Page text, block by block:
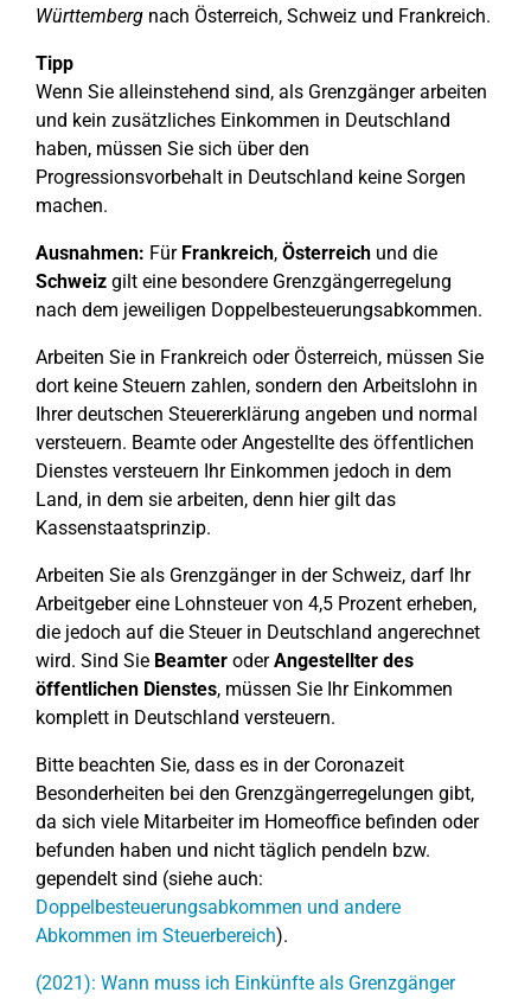
Württemberg nach Österreich, Schweiz und Frankreich.
Tipp
Wenn Sie alleinstehend sind, als Grenzgänger arbeiten
und kein zusätzliches Einkommen in Deutschland
haben, müssen Sie sich über den
Progressionsvorbehalt in Deutschland keine Sorgen
machen.
Ausnahmen: Für Frankreich, Österreich und die
Schweiz gilt eine besondere Grenzgängerregelung
nach dem jeweiligen Doppelbesteuerungsabkommen.
Arbeiten Sie in Frankreich oder Österreich, müssen Sie
dort keine Steuern zahlen, sondern den Arbeitslohn in
Ihrer deutschen Steuererklärung angeben und normal
versteuern. Beamte oder Angestellte des öffentlichen
Dienstes versteuern Ihr Einkommen jedoch in dem
Land, in dem sie arbeiten, denn hier gilt das
Kassenstaatsprinzip.
Arbeiten Sie als Grenzgänger in der Schweiz, darf Ihr
Arbeitgeber eine Lohnsteuer von 4,5 Prozent erheben,
die jedoch auf die Steuer in Deutschland angerechnet
wird. Sind Sie Beamter oderAngestellter des
öffentlichen Dienstes, müssen Sie Ihr Einkommen
komplett in Deutschland versteuern.
Bitte beachten Sie, dass es in der Coronazeit
Besonderheiten bei den Grenzgängerregelungen gibt,
da sich viele Mitarbeiter im Homeoffice befinden oder
befunden haben und nicht täglich pendeln bzw.
gependelt sind (siehe auch:
Doppelbesteuerungsabkommen und andere
Abkommen im Steuerbereich).
(2021): Wann muss ich Einkünfte als Grenzgänger